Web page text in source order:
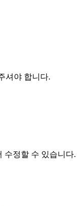
셔야 합니다.
수정할 수 있습니다.